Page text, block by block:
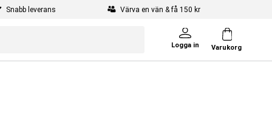
Snabb leverans Värva en vän & få 150 kr
Logga in Varukorg